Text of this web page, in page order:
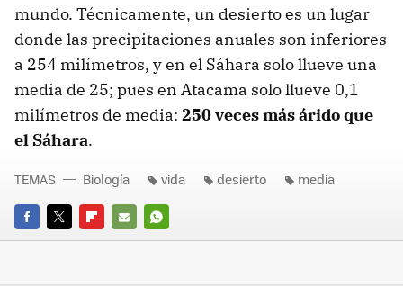
mundo. Técnicamente, un desierto es un lugar
donde las precipitaciones anuales son inferiores
a 254 milímetros, y en el Sáhara solo llueve una
media de 25; pues en Atacama solo llueve 0,1
milímetros de media: 250 veces más árido que
el Sáhara.
FACEBOOK
TWITTERFLIPBOARD
E-
WHATSAPP
TEMAS Biología vida desierto media